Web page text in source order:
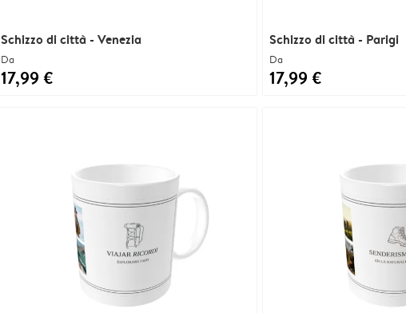
Schizzo di città - Venezia
Da
17,99 €
Schizzo di città - Parigi
Da
17,99 €